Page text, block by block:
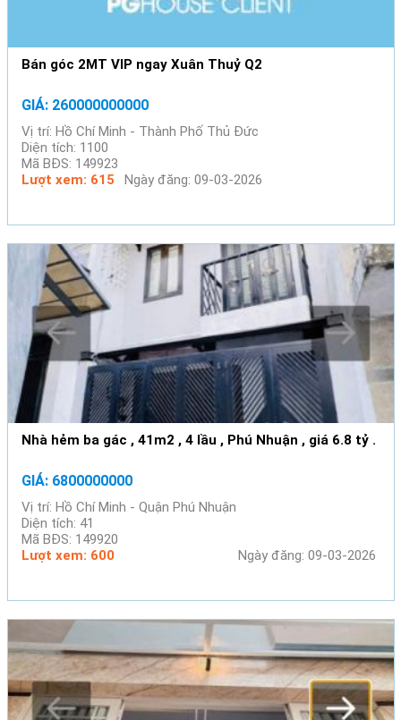
Bán góc 2MT VIP ngay Xuân Thuỷ Q2
GIÁ: 260000000000
Vị trí: Hồ Chí Minh - Thành Phố Thủ Đức
Diện tích: 1100
Mã BĐS: 149923
Lượt xem: 615
Ngày đăng: 09-03-2026
Nhà hẻm ba gác , 41m2 , 4 lầu , Phú Nhuận , giá 6.8 tỷ .
GIÁ: 6800000000
Vị trí: Hồ Chí Minh - Quận Phú Nhuận
Diện tích: 41
Mã BĐS: 149920
Lượt xem: 600
Ngày đăng: 09-03-2026